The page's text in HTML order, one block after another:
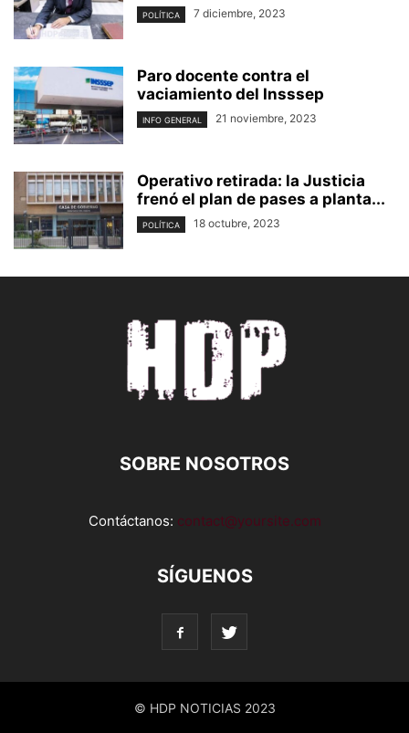
POLÍTICA 7 diciembre, 2023
Paro docente contra el
vaciamiento del Insssep
INFO GENERAL 21 noviembre, 2023
Operativo retirada: la Justicia
frenó el plan de pases a planta...
POLÍTICA 18 octubre, 2023
SOBRE NOSOTROS
Contáctanos: contact@yoursite.com
SÍGUENOS
© HDP NOTICIAS 2023